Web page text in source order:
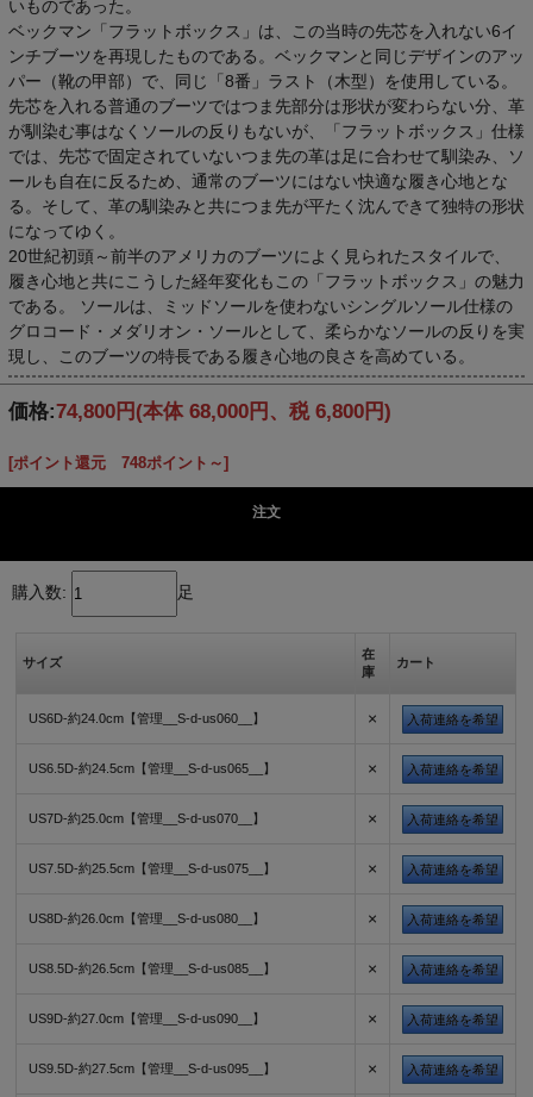
いものであった。
ベックマン「フラットボックス」は、この当時の先芯を入れない6イ
ンチブーツを再現したものである。ベックマンと同じデザインのアッ
パー（靴の甲部）で、同じ「8番」ラスト（木型）を使用している。
先芯を入れる普通のブーツではつま先部分は形状が変わらない分、革
が馴染む事はなくソールの反りもないが、「フラットボックス」仕様
では、先芯で固定されていないつま先の革は足に合わせて馴染み、ソ
ールも自在に反るため、通常のブーツにはない快適な履き心地とな
る。そして、革の馴染みと共につま先が平たく沈んできて独特の形状
になってゆく。
20世紀初頭～前半のアメリカのブーツによく見られたスタイルで、
履き心地と共にこうした経年変化もこの「フラットボックス」の魅力
である。 ソールは、ミッドソールを使わないシングルソール仕様の
グロコード・メダリオン・ソールとして、柔らかなソールの反りを実
現し、このブーツの特長である履き心地の良さを高めている。
価格:74,800円 (本体 68,000円、税 6,800円)
[ポイント還元 748ポイント～]
注文
購入数: 足
サイズ
在
庫
カート
US6D-約24.0cm【管理__S-d-us060__】 × 入荷連絡を希望
US6.5D-約24.5cm【管理__S-d-us065__】 × 入荷連絡を希望
US7D-約25.0cm【管理__S-d-us070__】 × 入荷連絡を希望
US7.5D-約25.5cm【管理__S-d-us075__】 × 入荷連絡を希望
US8D-約26.0cm【管理__S-d-us080__】 × 入荷連絡を希望
US8.5D-約26.5cm【管理__S-d-us085__】 × 入荷連絡を希望
US9D-約27.0cm【管理__S-d-us090__】 × 入荷連絡を希望
US9.5D-約27.5cm【管理__S-d-us095__】 × 入荷連絡を希望